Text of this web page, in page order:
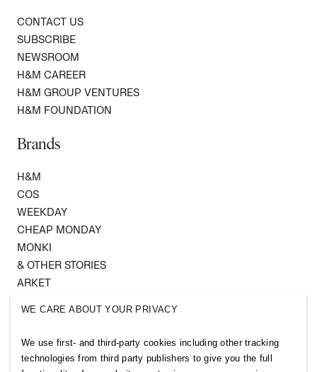
CONTACT US
SUBSCRIBE
NEWSROOM
H&M CAREER
H&M GROUP VENTURES
H&M FOUNDATION
Brands
H&M
COS
WEEKDAY
CHEAP MONDAY
MONKI
& OTHER STORIES
ARKET
Follow us
WE CARE ABOUT YOUR PRIVACY
We use first- and third-party cookies including other tracking
technologies from third party publishers to give you the full